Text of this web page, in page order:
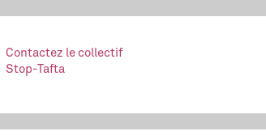
Contactez le collectif
Stop-Tafta